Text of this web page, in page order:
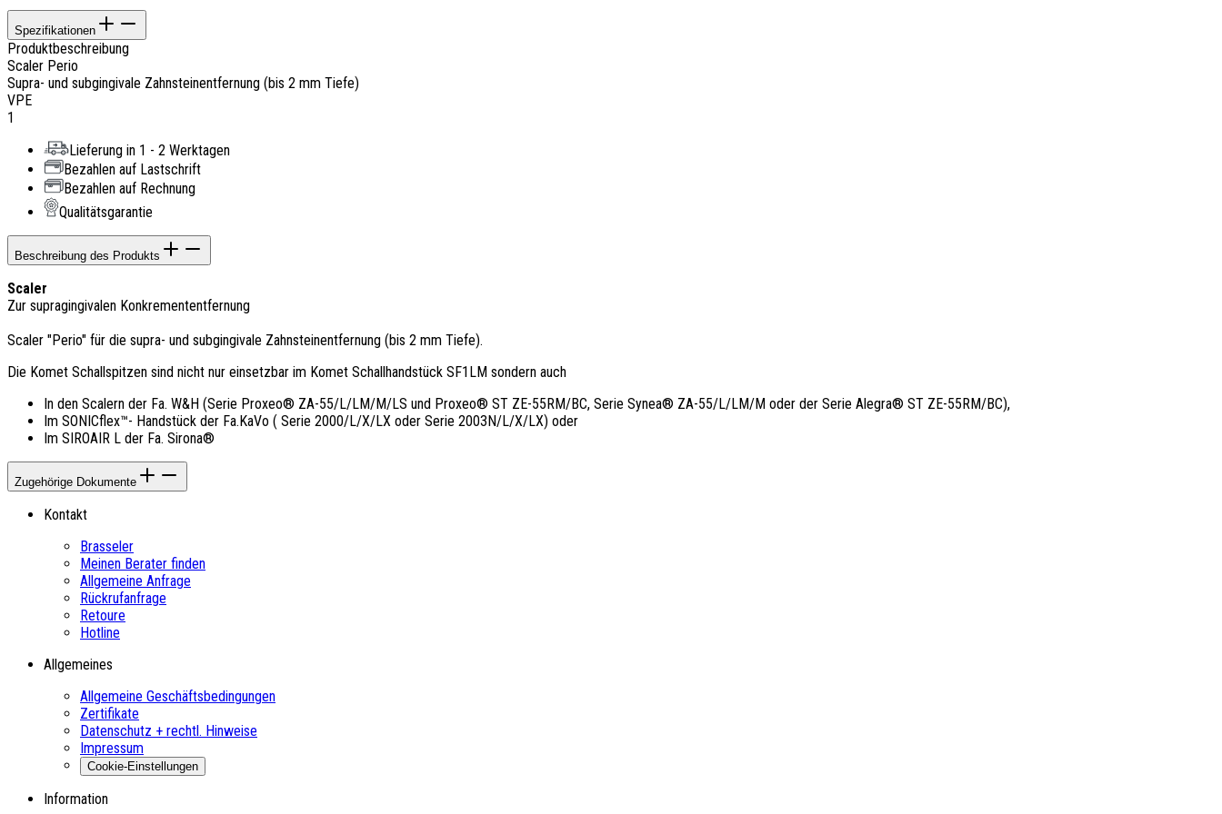
Spezifikationen
Produktbeschreibung
Scaler Perio
Supra- und subgingivale Zahnsteinentfernung (bis 2 mm Tiefe)
VPE
1
Lieferung in 1 - 2 Werktagen
Bezahlen auf Lastschrift
Bezahlen auf Rechnung
Qualitätsgarantie
Beschreibung des Produkts
Scaler
Zur supragingivalen Konkremententfernung
Scaler "Perio" für die supra- und subgingivale Zahnsteinentfernung (bis 2 mm Tiefe).
Die Komet Schallspitzen sind nicht nur einsetzbar im Komet Schallhandstück SF1LM sondern auch
In den Scalern der Fa. W&H (Serie Proxeo® ZA-55/L/LM/M/LS und Proxeo® ST ZE-55RM/BC, Serie Synea® ZA-55/L/LM/M oder der Serie Alegra® ST ZE-55RM/BC),
Im SONICflex™- Handstück der Fa.KaVo ( Serie 2000/L/X/LX oder Serie 2003N/L/X/LX) oder
Im SIROAIR L der Fa. Sirona®
Zugehörige Dokumente
Kontakt
Brasseler
Meinen Berater finden
Allgemeine Anfrage
Rückrufanfrage
Retoure
Hotline
Allgemeines
Allgemeine Geschäftsbedingungen
Zertifikate
Datenschutz + rechtl. Hinweise
Impressum
Cookie-Einstellungen
Information